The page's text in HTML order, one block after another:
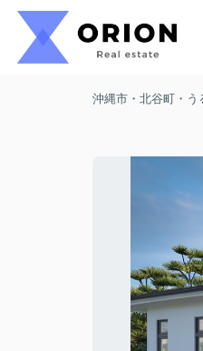
沖縄市・北谷町・う